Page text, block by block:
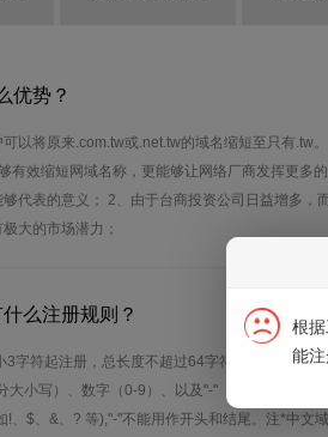
优势？
以将原来.com.tw或.net.tw的域名缩短至只有.tw。
有效缩短网域名称，更能够让网络厂商发挥更多
代表的意义； 2、由于台商投资公司日益增多，
大的市场潜力；
么注册规则？
字符起注册，总长度不超过64字符
大小写）、数字（0-9）、以及"-"（英文中的连词
!、$、&、? 等),"-"不能用作开头和结尾。注*中文
根
能注